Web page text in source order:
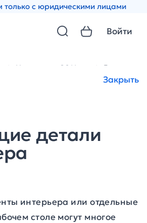
с юридическими лицами
Закрыть
Войти
Новости за 2011 год
детали
интерьера или отдельные
столе могут многое